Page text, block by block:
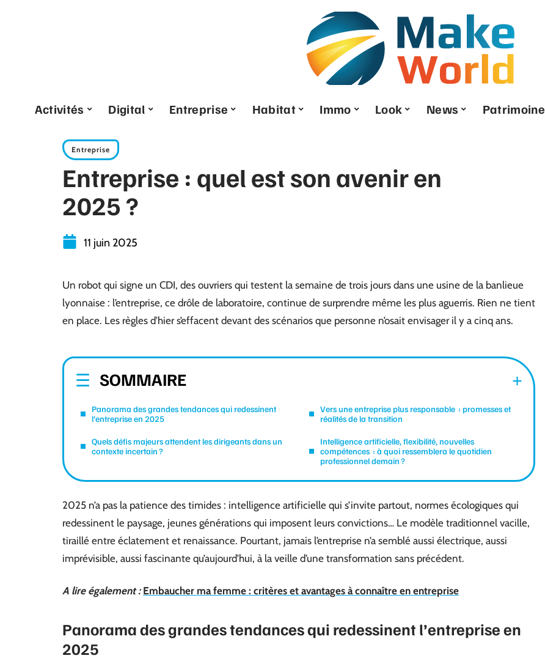
Activités Digital Entreprise Habitat Immo Look News Patrimoine
Entreprise
Entreprise : quel est son avenir en
2025 ?
11 juin 2025
Un robot qui signe un CDI, des ouvriers qui testent la semaine de trois jours dans une usine de la banlieue
lyonnaise : l’entreprise, ce drôle de laboratoire, continue de surprendre même les plus aguerris. Rien ne tient
en place. Les règles d’hier s’effacent devant des scénarios que personne n’osait envisager il y a cinq ans.
SOMMAIRE
Panorama des grandes tendances qui redessinent
l’entreprise en 2025
Quels défis majeurs attendent les dirigeants dans un
contexte incertain ?
Vers une entreprise plus responsable : promesses et
réalités de la transition
Intelligence artificielle, flexibilité, nouvelles
compétences : à quoi ressemblera le quotidien
professionnel demain ?
2025 n’a pas la patience des timides : intelligence artificielle qui s’invite partout, normes écologiques qui
redessinent le paysage, jeunes générations qui imposent leurs convictions… Le modèle traditionnel vacille,
tiraillé entre éclatement et renaissance. Pourtant, jamais l’entreprise n’a semblé aussi électrique, aussi
imprévisible, aussi fascinante qu’aujourd’hui, à la veille d’une transformation sans précédent.
A lire également : Embaucher ma femme : critères et avantages à connaître en entreprise
Panorama des grandes tendances qui redessinent l’entreprise en
2025